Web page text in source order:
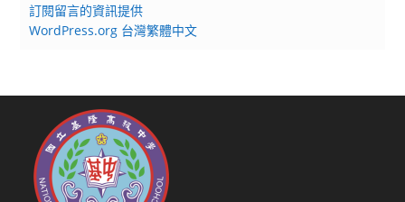
訂閱留言的資訊提供
WordPress.org 台灣繁體中文